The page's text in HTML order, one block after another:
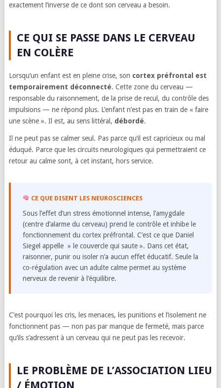
exactement l’inverse de ce dont son cerveau a besoin.
CE QUI SE PASSE DANS LE CERVEAU
EN COLÈRE
Lorsqu’un enfant est en pleine crise, son cortex préfrontal est
temporairement déconnecté. Cette zone du cerveau —
responsable du raisonnement, de la prise de recul, du contrôle des
impulsions — ne répond plus. L’enfant n’est pas en train de « faire
une scène ». Il est, au sens littéral, débordé.
Il ne peut pas se calmer seul. Pas parce qu’il est capricieux ou mal
éduqué. Parce que les circuits neurologiques qui permettraient ce
retour au calme sont, à cet instant, hors service.
CE QUE DISENT LES NEUROSCIENCES
Sous l’effet d’un stress émotionnel intense, l’amygdale
(centre d’alarme du cerveau) prend le contrôle et inhibe le
fonctionnement du cortex préfrontal. C’est ce que Daniel
Siegel appelle » le couvercle qui saute ». Dans cet état,
raisonner, punir ou isoler n’a aucun effet éducatif. Seule la
co-régulation avec un adulte calme permet au système
nerveux de revenir à l’équilibre.
C’est pourquoi les cris, les menaces, les punitions et l’isolement ne
fonctionnent pas — non pas par manque de fermeté, mais parce
qu’ils s’adressent à un cerveau qui ne peut pas les recevoir.
LE PROBLÈME DE L’ASSOCIATION LIEU
/ ÉMOTION